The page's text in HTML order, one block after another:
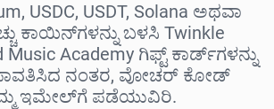
USDC, USDT, Solana ಅಥವಾ
ಕಾಯಿನ್‌ಗಳನ್ನು ಬಳಸಿ Twinkle
Music Academy ಗಿಫ್ಟ್ ಕಾರ್ಡ್‌ಗಳನ್ನು
ನಂತರ, ವೋಚರ್ ಕೋಡ್
ಇಮೇಲ್‌ಗೆ ಪಡೆಯುವಿರಿ.